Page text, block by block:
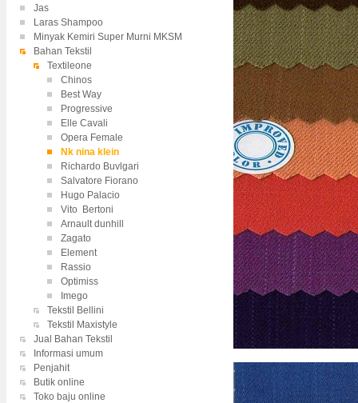
Jas
Laras Shampoo
Minyak Kemiri Super Murni MKSM
Bahan Tekstil
Textileone
Chinos
Best Way
Progressive
Elle Cavali
Opera Female
Nk nina klein
Richardo Buvlgari
Salvatore Fiorano
Hugo Palacio
Vito Bertoni
Arnault dunhill
Zagato
Element
Rassio
Optimiss
Imego
Tekstil Bellini
Tekstil Maxistyle
Jual Bahan Tekstil
Informasi umum
Penjahit
Butik online
Toko baju online